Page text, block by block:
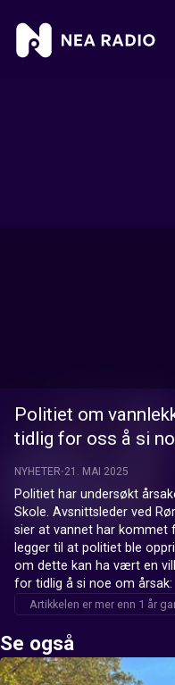
Politiet om
tidlig for oss å si
NYHETER 21. MAI 2025
Politiet har undersøkt
Skole. Avsnittsleder ved
sier at vannet har kommet
legger til at politiet ble
om dette kan ha vært en
for tidlig å si noe om årsak:
Artikkelen er mer enn 1 år
Se også